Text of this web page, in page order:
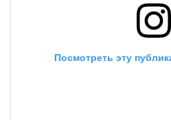
Посмотреть эту